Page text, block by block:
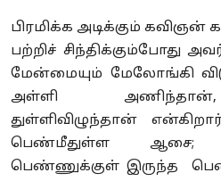
பிரமிக்க அடிக்கும்
பற்றிச் சிந்திக்கும்போது
மேன்மையும் மேலோங்கி
அள்ளி அணிந்தான்,
துள்ளிவிழுந்தான்
பெண்மீதுள்ள ஆசை;
பெண்ணுக்குள் இருந்த